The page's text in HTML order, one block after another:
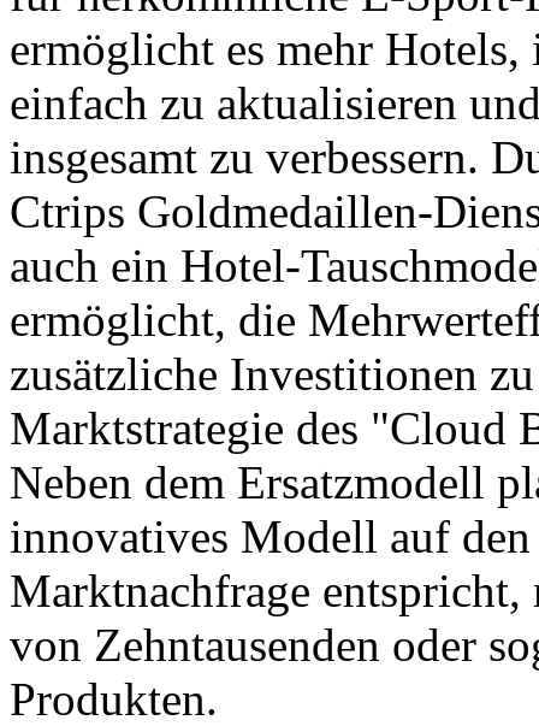
ermöglicht es mehr
einfach zu aktualisieren
insgesamt zu verbessern.
Ctrips Goldmedaillen-
auch ein Hotel-
ermöglicht, die
zusätzliche Investitionen
Marktstrategie des "Cloud
Neben dem Ersatzmodell
innovatives Modell auf
Marktnachfrage
von Zehntausenden oder
Produkten.